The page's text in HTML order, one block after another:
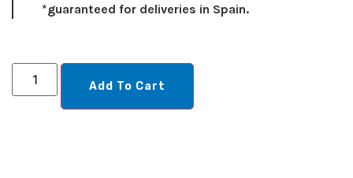
*guaranteed for deliveries in Spain.
Add To Cart